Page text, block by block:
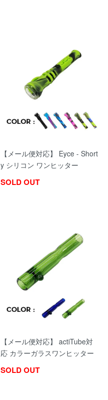
【メール便対応】 Eyce - Short
y シリコン ワンヒッター
SOLD OUT
【メール便対応】 actiTube対
応 カラーガラスワンヒッター
SOLD OUT